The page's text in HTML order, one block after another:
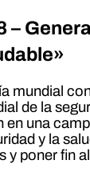
–
mundial
de la
en una
y la
y poner fin